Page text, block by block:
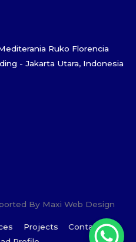
Ruko Florencia
- Jakarta Utara, Indonesia
By Maxi Web Design
Projects
Contact